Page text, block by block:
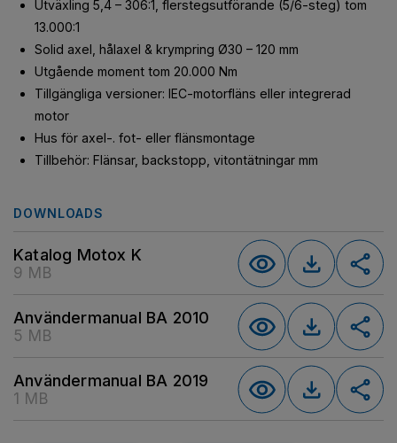
Utväxling 5,4 – 306:1, flerstegsutförande (5/6-steg) tom
13.000:1
Solid axel, hålaxel & krympring Ø30 – 120 mm
Utgående moment tom 20.000 Nm
Tillgängliga versioner: IEC-motorfläns eller integrerad
motor
Hus för axel-. fot- eller flänsmontage
Tillbehör: Flänsar, backstopp, vitontätningar mm
DOWNLOADS
Katalog Motox K
9 MB
Användermanual BA 2010
5 MB
Användermanual BA 2019
1 MB